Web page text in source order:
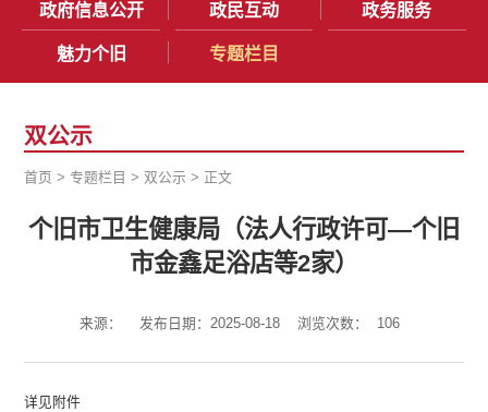
政府信息公开 政民互动 政务服务
魅力个旧 专题栏目
双公示
首页 >专题栏目 > 双公示 > 正文
个旧市卫生健康局（法人行政许可—个旧
市金鑫足浴店等2家）
来源： 发布日期：2025-08-18 浏览次数： 106
详见附件